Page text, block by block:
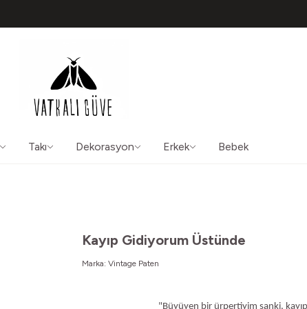
Takı Dekorasyon Erkek Bebek
Kayıp Gidiyorum Üstünde
Marka: Vintage Paten
"Büyüyen bir ürpertiyim sanki,